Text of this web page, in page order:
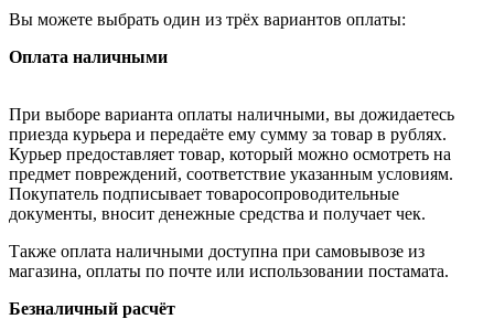
Вы можете выбрать один из трёх вариантов оплаты:
Оплата наличными
При выборе варианта оплаты наличными, вы дожидаетесь
приезда курьера и передаёте ему сумму за товар в рублях.
Курьер предоставляет товар, который можно осмотреть на
предмет повреждений, соответствие указанным условиям.
Покупатель подписывает товаросопроводительные
документы, вносит денежные средства и получает чек.
Также оплата наличными доступна при самовывозе из
магазина, оплаты по почте или использовании постамата.
Безналичный расчёт